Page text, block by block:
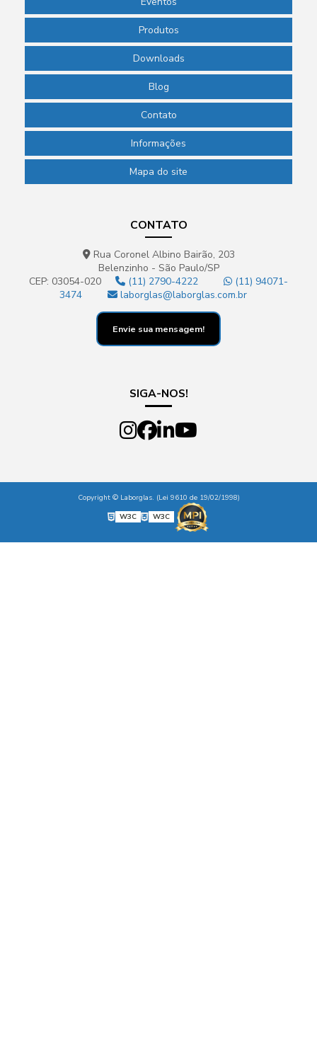
Produtos
Downloads
Blog
Contato
Informações
Mapa do site
CONTATO
Rua Coronel Albino Bairão, 203
Belenzinho - São Paulo/SP
CEP: 03054-020
(11) 2790-4222
(11) 94071-
3474
laborglas@laborglas.com.br
Envie sua mensagem!
SIGA-NOS!
Copyright © Laborglas. (Lei 9610 de 19/02/1998)
W3C
W3C